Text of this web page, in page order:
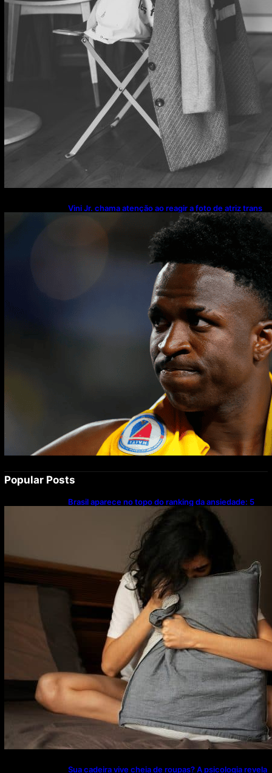
Vini Jr. chama atenção ao reagir a foto de atriz trans
enquanto namora Virginia
Popular Posts
Brasil aparece no topo do ranking da ansiedade: 5
hábitos simples podem ajudar a evitar o problema
Sua cadeira vive cheia de roupas? A psicologia revela